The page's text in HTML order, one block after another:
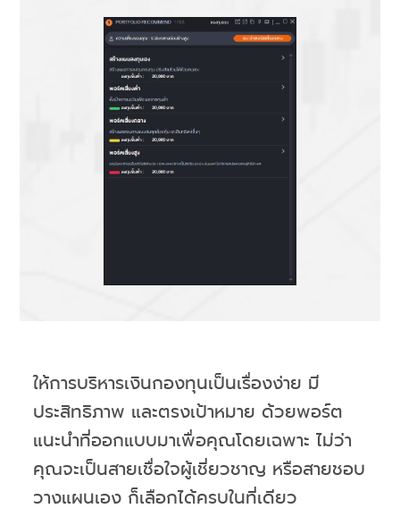
ให้การบริหารเงินกองทุนเป็นเรื่องง่าย มี
ประสิทธิภาพ และตรงเป้าหมาย ด้วยพอร์ต
แนะนำที่ออกแบบมาเพื่อคุณโดยเฉพาะ ไม่ว่า
คุณจะเป็นสายเชื่อใจผู้เชี่ยวชาญ หรือสายชอบ
วางแผนเอง ก็เลือกได้ครบในที่เดียว